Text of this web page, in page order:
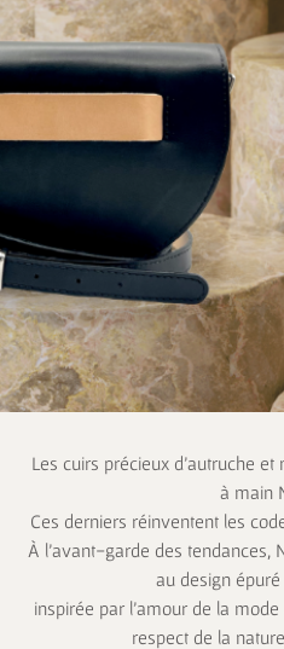
Les cuirs précieux d’autruche
à main
Ces derniers réinventent les
À l’avant-garde des tendances,
au design épuré
inspirée par l’amour de la
respect de la